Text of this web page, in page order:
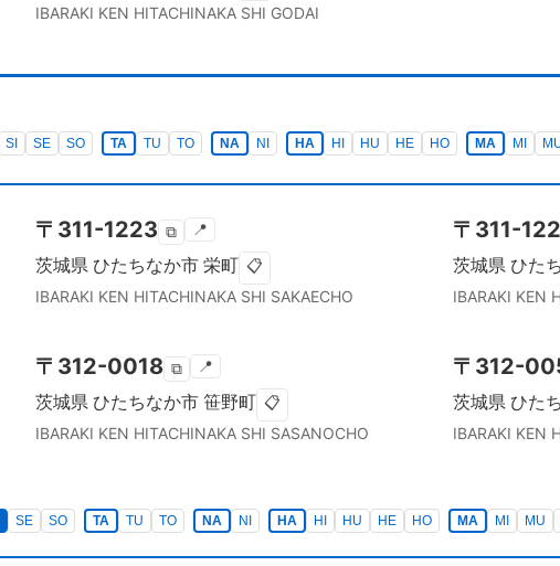
IBARAKI KEN HITACHINAKA SHI GODAI
SI SE SO TA TU TO NA NI HA HI HU HE HO MA MI
〒 311-1223 ⧉ 📍
茨城県 ひたちなか市 栄町 📋
IBARAKI KEN HITACHINAKA SHI SAKAECHO
〒 311-
茨城県 ひた
IBARAKI KEN
〒 312-0018 ⧉ 📍
茨城県 ひたちなか市 笹野町 📋
IBARAKI KEN HITACHINAKA SHI SASANOCHO
〒 312-
茨城県 ひた
IBARAKI KEN
SE SO TA TU TO NA NI HA HI HU HE HO MA MI MU